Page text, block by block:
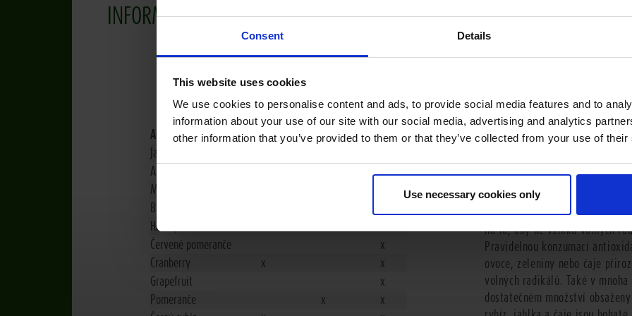
Consent Details
This website uses cookies
We use cookies to personalise content and ads, to provide social media features and to
information about your use of our site with our social media, advertising and analytics
other information that you’ve provided to them or that they’ve collected from your use of
Use necessary cookies only
INFORMACE O OVOCI
Jaké antioxidanty jsou obsaženy v různých druzích
Antioxidanty FlavonoidyKarotenoidyVitamin C
Jablka
Ananas
x
Meruňky
Banány
Hrušky
Červené pomeranče
x
Cranberry
x
x
Grapefruit
x
Pomeranče
x
x
Volné radikály vznikají v těle
silném slunečním záření, z
těžkých kovů, stresu a přílišné
za destrukční prvky pro cévy a
rakoviny, a dokonce
na to, aby ke vzniku volných
Pravidelnou konzumací
ovoce, zeleniny nebo čaje
volných radikálů. Také v
dostatečném množství